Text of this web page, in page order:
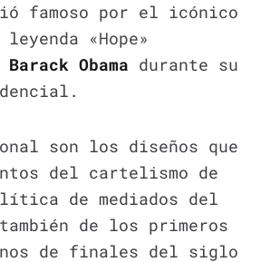
famoso por el icónico
«Hope»
Barack Obama durante su
son los diseños que
del cartelismo de
de mediados del
de los primeros
de finales del siglo